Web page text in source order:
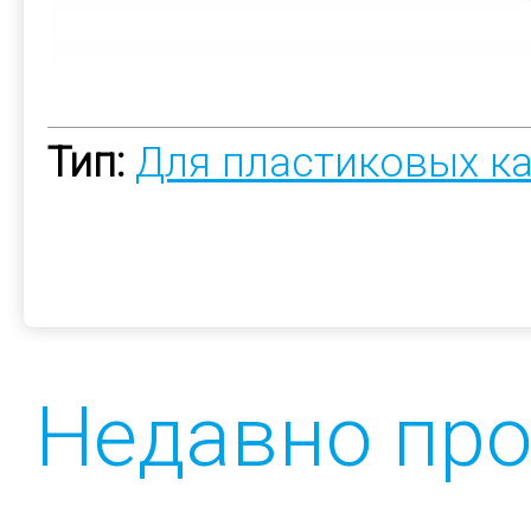
Тип: Для пластиковых
Недавно